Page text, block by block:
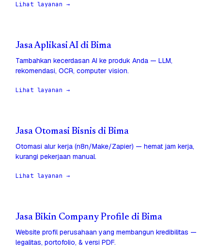
Lihat layanan →
Jasa Aplikasi AI di Bima
Tambahkan kecerdasan AI ke produk Anda — LLM,
rekomendasi, OCR, computer vision.
Lihat layanan →
Jasa Otomasi Bisnis di Bima
Otomasi alur kerja (n8n/Make/Zapier) — hemat jam kerja,
kurangi pekerjaan manual.
Lihat layanan →
Jasa Bikin Company Profile di Bima
Website profil perusahaan yang membangun kredibilitas —
legalitas, portofolio, & versi PDF.